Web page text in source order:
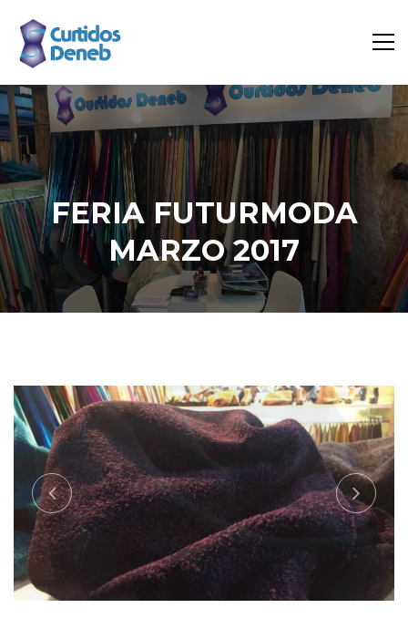
FERIA FUTURMODA
MARZO 2017